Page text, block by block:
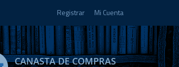
Registrar Mi Cuenta
CANASTA DE COMPRAS